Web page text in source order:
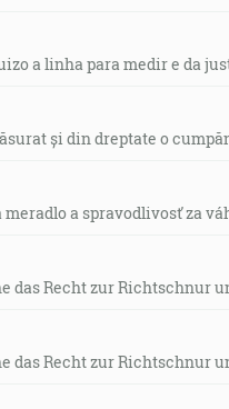
a linha para medir e da
și din dreptate o
a spravodlivosť za
das Recht zur Richtschnur
das Recht zur Richtschnur